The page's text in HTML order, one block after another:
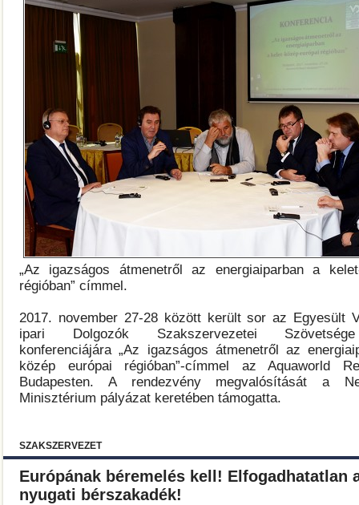
„Az igazságos átmenetről az energiaiparban a
régióban” címmel.
2017. november 27-28 között került sor az Egyesült
ipari Dolgozók Szakszervezetei
konferenciájára „Az igazságos átmenetről az
közép európai régióban”-címmel az Aquaworld
Budapesten. A rendezvény megvalósítását a
Minisztérium pályázat keretében támogatta.
SZAKSZERVEZET
Európának béremelés kell! Elfogadhatatlan
nyugati bérszakadék!